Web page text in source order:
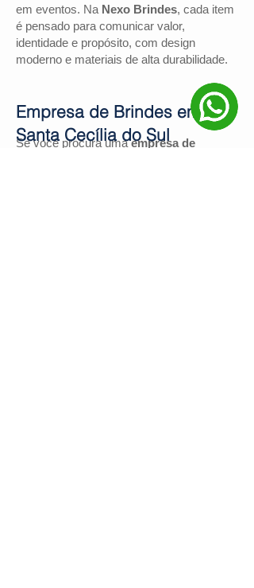
em eventos. Na Nexo Brindes, cada item
é pensado para comunicar valor,
identidade e propósito, com design
moderno e materiais de alta durabilidade.
Se você procura umaempresa de
Empresa de Brindes em
Santa Cecília do Sul